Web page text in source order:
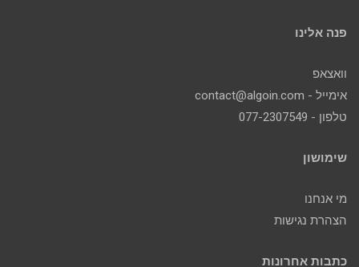
פנה אלינו
וואצאפ
אימייל - contact@algoin.com
טלפון - 077-2307549
שימושון
מי אנחנו
הצהרת נגישות
כתבות אחרונות